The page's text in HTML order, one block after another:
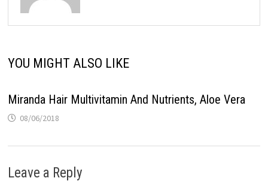
YOU MIGHT ALSO LIKE
Miranda Hair Multivitamin And Nutrients, Aloe Vera
08/06/2018
Leave a Reply